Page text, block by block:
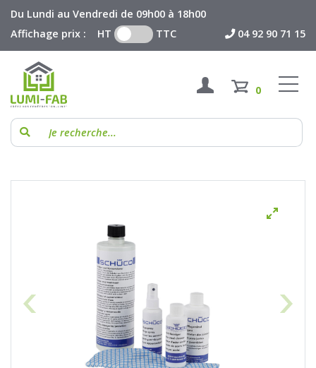
Du Lundi au Vendredi de 09h00 à 18h00
Affichage prix : HT
TTC 04 92 90 71 15
0